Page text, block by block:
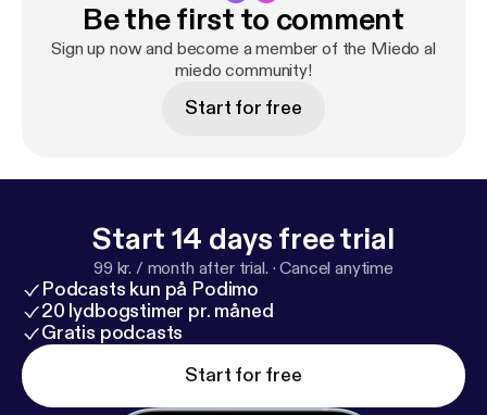
Be the first to comment
Sign up now and become a member of the Miedo al
miedo community!
Start for free
Start 14 days free trial
99 kr. / month after trial. ·Cancel anytime
Podcasts kun på Podimo
20 lydbogstimer pr. måned
Gratis podcasts
Start for free